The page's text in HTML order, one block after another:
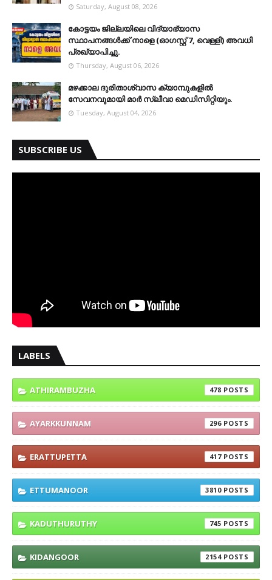
Saturday, August 08, 2026
കോട്ടയം ജില്ലയിലെ വിദ്യാഭ്യാസ
സ്ഥാപനങ്ങള്‍ക്ക് നാളെ (ഓഗസ്റ്റ് 7, വെള്ളി) അവധി
പ്രഖ്യാപിച്ചു.
Thursday, August 06, 2026
മഴക്കാല ദുരിതാശ്വാസ ക്യാമ്പുകളിൽ
സേവനവുമായി മാർ സ്ലീവാ മെഡിസിറ്റിയും.
Tuesday, August 04, 2026
SUBSCRIBE US
LABELS
ATHIRAMBUZHA 478
AYARKKUNNAM 296
ERATTUPETTA 417
ETTUMANOOR 3810
KADUTHURUTHY 745
KIDANGOOR 2154